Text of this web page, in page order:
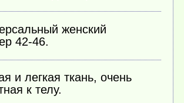
женский
42-46.
и легкая ткань, очень
к телу.